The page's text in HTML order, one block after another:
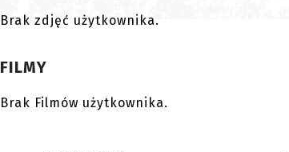
Brak zdjęć użytkownika.
FILMY
Brak Filmów użytkownika.